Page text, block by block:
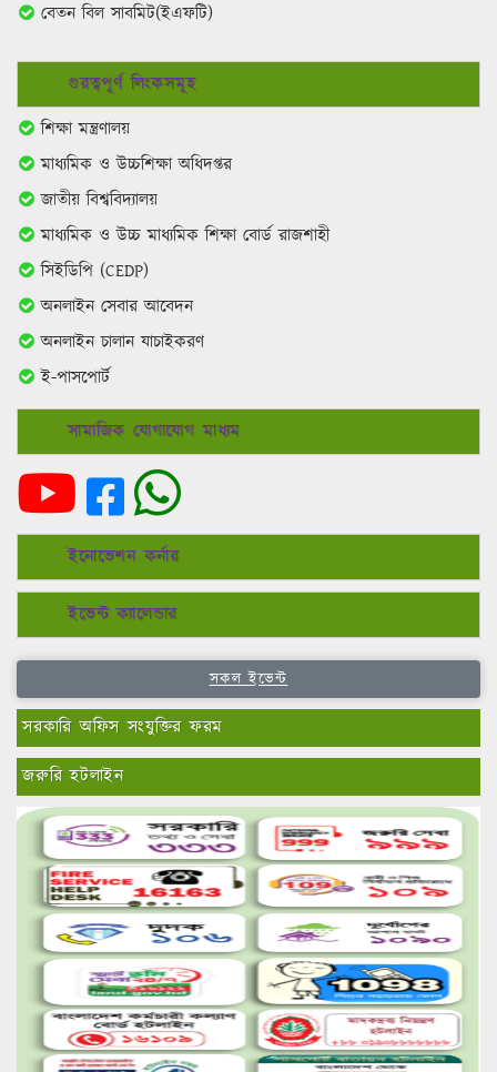
বেতন বিল সাবমিট(ইএফটি)
গুরত্বপূর্ণ লিংকসমূহ
শিক্ষা মন্ত্রণালয়
মাধ্যমিক ও উচ্চশিক্ষা অধিদপ্তর
জাতীয় বিশ্ববিদ্যালয়
মাধ্যমিক ও উচ্চ মাধ্যমিক শিক্ষা বোর্ড রাজশাহী
সিইডিপি (CEDP)
অনলাইন সেবার আবেদন
অনলাইন চালান যাচাইকরণ
ই-পাসপোর্ট
সামাজিক যোগাযোগ মাধ্যম
ইনোভেশন কর্নার
ইভেন্ট ক্যালেন্ডার
সকল ইভেন্ট
সরকারি অফিস সংযুক্তির ফরম
জরুরি হটলাইন